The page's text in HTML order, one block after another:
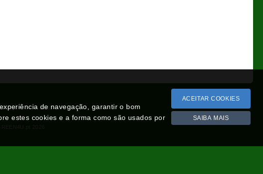
Lista
de navegação, garantir o bom
estes cookies e a forma como são usados por
ACEITAR COOKIES
SAIBA MAIS